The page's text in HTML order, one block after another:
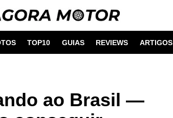
TOP10 GUIAS REVIEWS ARTIGOS
ao Brasil —